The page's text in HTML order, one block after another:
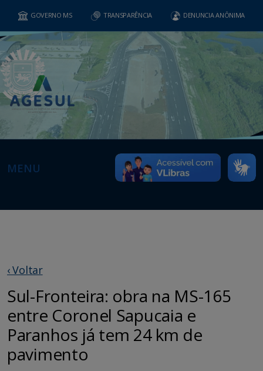
GOVERNO MS TRANSPARÊNCIA DENUNCIA ANÔNIMA
MENU
‹ Voltar
Sul-Fronteira: obra na MS-165
entre Coronel Sapucaia e
Paranhos já tem 24 km de
pavimento